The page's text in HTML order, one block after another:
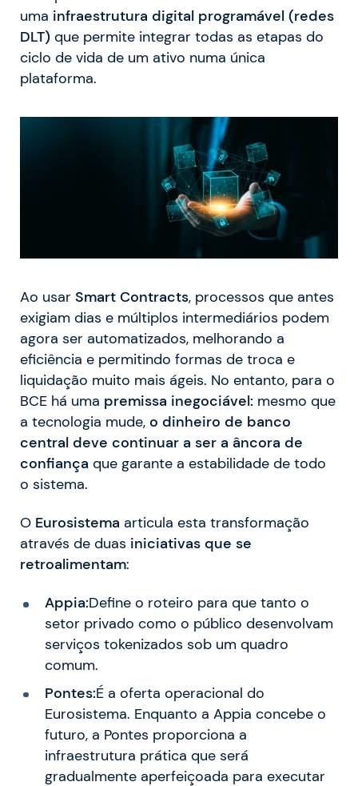
uma infraestrutura digital programável (redes
DLT) que permite integrar todas as etapas do
ciclo de vida de um ativo numa única
plataforma.
Ao usar Smart Contracts, processos que antes
exigiam dias e múltiplos intermediários podem
agora ser automatizados, melhorando a
eficiência e permitindo formas de troca e
liquidação muito mais ágeis. No entanto, para o
BCE há uma premissa inegociável: mesmo que
a tecnologia mude, o dinheiro de banco
central deve continuar a ser a âncora de
confiança que garante a estabilidade de todo
o sistema.
O Eurosistema articula esta transformação
através de duas iniciativas que se
retroalimentam:
Appia:Define o roteiro para que tanto o
setor privado como o público desenvolvam
serviços tokenizados sob um quadro
comum.
Pontes:É a oferta operacional do
Eurosistema. Enquanto a Appia concebe o
futuro, a Pontes proporciona a
infraestrutura prática que será
gradualmente aperfeiçoada para executar